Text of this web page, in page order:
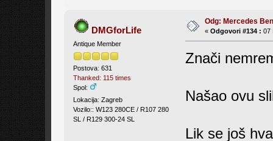
DMGforLife
Antique Member
Postova: 631
Thanked: 115 times
Spol:
Lokacija: Zagreb
Vozilo:: W123 280CE / R107 280
SL / R129 300-24 SL
Odg: Mercedes
«Odgovori #134 : 07
Znači
Našao ovu
Lik se još